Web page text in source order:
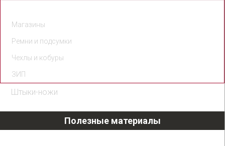
Магазины
Ремни и подсумки
Чехлы и кобуры
ЗИП
Штыки-ножи
Полезные материалы